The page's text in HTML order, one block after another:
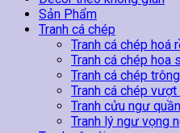
số
lượng
Sản Phẩm
Tranh cá chép
Tranh cá chép hoá
Tranh cá chép hoa
Tranh cá chép
Tranh cá chép
Tranh cửu ngư
Tranh lý ngư vọng